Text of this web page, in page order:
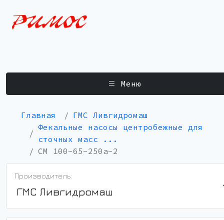
Меню
Главная
ГМС Ливгидромаш
Фекальные насосы центробежные для
сточных масс ...
СМ 100-65-250а-2
Производитель:
ГМС Ливгидромаш